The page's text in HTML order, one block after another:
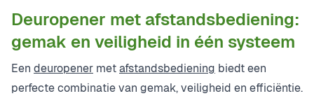
Deuropener met afstandsbediening:
gemak en veiligheid in één systeem
Een deuropener metafstandsbediening biedt een
perfecte combinatie van gemak, veiligheid en efficiëntie.